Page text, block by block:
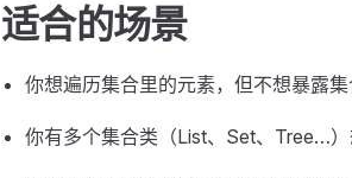
适合的场景
你想遍历集合里的元素，但不想暴露
你有多个集合类（List、Set、Tree…